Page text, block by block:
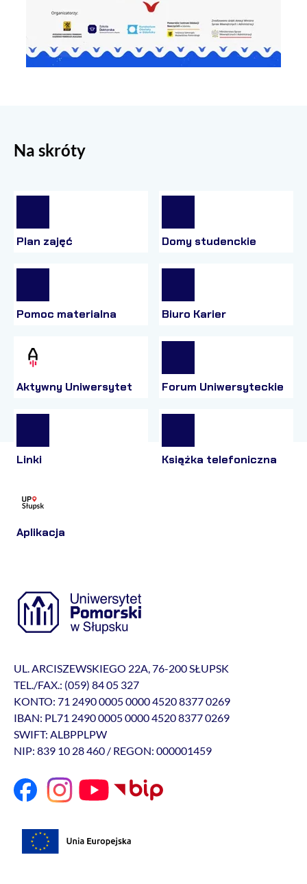
Na skróty
Plan zajęć Domy studenckie
Pomoc materialna Biuro Karier
Aktywny Uniwersytet Forum Uniwersyteckie
Linki Książka telefoniczna
Aplikacja
UL. ARCISZEWSKIEGO 22A, 76-200 SŁUPSK
TEL./FAX.: (059) 84 05 327
KONTO: 71 2490 0005 0000 4520 8377 0269
IBAN: PL71 2490 0005 0000 4520 8377 0269
SWIFT: ALBPPLPW
NIP: 839 10 28 460 / REGON: 000001459